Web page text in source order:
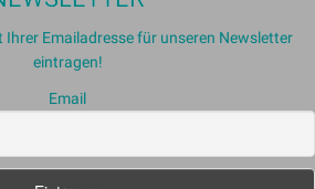
Ihrer Emailadresse für unseren Newsletter
eintragen!
Email